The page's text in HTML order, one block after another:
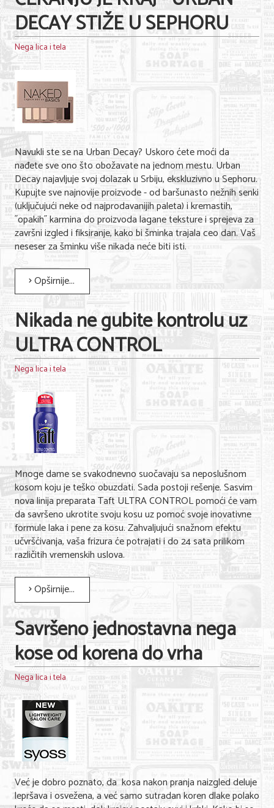
DECAY STIŽE U SEPHORU
Nega lica i tela
Navukli ste se na Urban Decay? Uskoro ćete moći da
nađete sve ono što obožavate na jednom mestu. Urban
Decay najavljuje svoj dolazak u Srbiju, ekskluzivno u Sephoru.
Kupujte sve najnovije proizvode - od baršunasto nežnih senki
(uključujući neke od najprodavanijih paleta) i kremastih,
˝opakih˝ karmina do proizvoda lagane teksture i sprejeva za
završni izgled i fiksiranje, kako bi šminka trajala ceo dan. Vaš
neseser za šminku više nikada neće biti isti.
Opširnije...
Nikada ne gubite kontrolu uz
ULTRA CONTROL
Nega lica i tela
Mnoge dame se svakodnevno suočavaju sa neposlušnom
kosom koju je teško obuzdati. Sada postoji rešenje. Sasvim
nova linija preparata Taft ULTRA CONTROL pomoći će vam
da savršeno ukrotite svoju kosu uz pomoć svoje inovativne
formule laka i pene za kosu. Zahvaljujući snažnom efektu
učvršćivanja, vaša frizura će potrajati i do 24 sata prilikom
različitih vremenskih uslova.
Opširnije...
Savršeno jednostavna nega
kose od korena do vrha
Nega lica i tela
Već je dobro poznato, da kosa nakon pranja naizgled deluje
lepršava i osvežena, a već samo sutradan koren dlake polako